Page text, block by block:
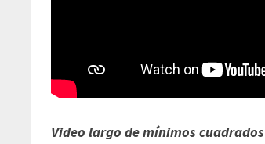
Video largo de mínimos cuadrados